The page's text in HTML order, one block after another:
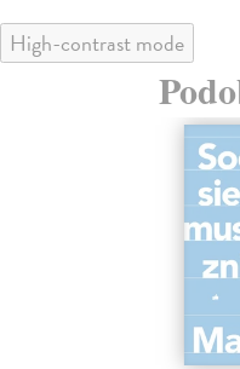
High-contrast mode